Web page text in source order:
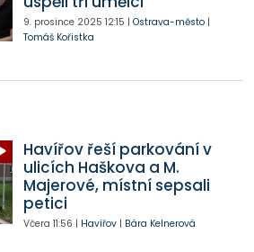
9. prosince 2025 12:15 | Ostrava-město|
Tomáš Kořistka
Havířov řeší parkování v
ulicích Haškova a M.
Majerové, místní sepsali
petici
Včera 11:56 | Havířov| Bára Kelnerová